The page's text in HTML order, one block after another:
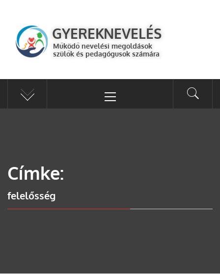
GYEREKNEVELÉS
számára
GYEREKNEVELÉS
Működő nevelési megoldások
szülők és pedagógusok számára
Címke:
felelősség